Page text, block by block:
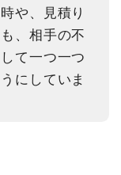
や、見積り
、相手の不
て一つ一つ
にしていま